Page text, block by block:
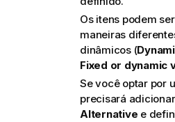
Os itens podem
maneiras
dinâmicos (
Fixed or dynamic
Se você optar por
precisará
Alternative e